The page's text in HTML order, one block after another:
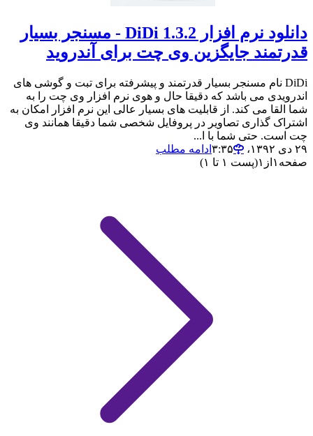
دانلود نرم افزار DiDi 1.3.2 - مسنجر بسیار
قدرتمند جایگزین وی چت برای آندروید
DiDi نام مسنجر بسیار قدرتمند و پیشرفته برای تبت و گوشی های
اندرویدی می باشد که دقیقا حال و هوی نرم افزار وی چت را به
شما القا می کند. از قابلیت های بسیار عالی این نرم افزار امکان به
اشتراک گذاری تصاویر در پروفایل شخصی شما دقیقا همانند وی
چت است. حتی شما با ا...
۲۹ دی ۱۳۹۲،‏ ۳:۳۵
ادامه مطلب
صفحه ۱ از ۱(پست ۱ تا ۱)